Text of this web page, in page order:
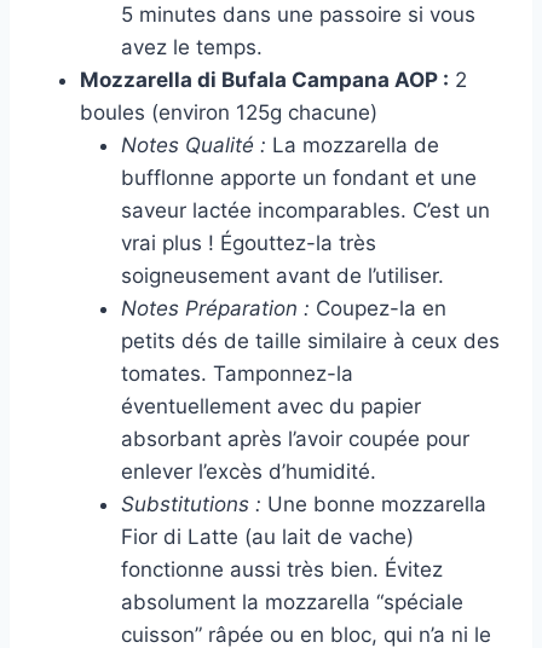
5 minutes dans une passoire si vous
avez le temps.
Mozzarella di Bufala Campana AOP : 2
boules (environ 125g chacune)
Notes Qualité : La mozzarella de
bufflonne apporte un fondant et une
saveur lactée incomparables. C’est un
vrai plus ! Égouttez-la très
soigneusement avant de l’utiliser.
Notes Préparation : Coupez-la en
petits dés de taille similaire à ceux des
tomates. Tamponnez-la
éventuellement avec du papier
absorbant après l’avoir coupée pour
enlever l’excès d’humidité.
Substitutions : Une bonne mozzarella
Fior di Latte (au lait de vache)
fonctionne aussi très bien. Évitez
absolument la mozzarella “spéciale
cuisson” râpée ou en bloc, qui n’a ni le